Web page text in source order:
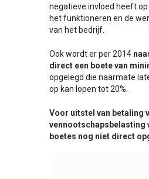
negatieve invloed heeft op
het funktioneren en de
van het bedrijf.
Ook wordt er per 2014
direct een boete van
opgelegd die naarmate
op kan lopen tot 20%.
Voor uitstel van betaling
vennootschapsbelasting
boetes nog niet direct